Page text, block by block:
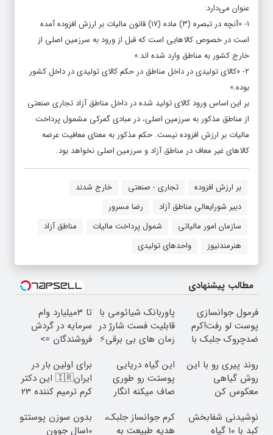
عنوان می‌دارد:
۱- «آنچه در تبصره (۳) ماده (۱۷) قانون مالیات بر ارزش افزوده آمده
است در خصوص کالاهایی است که قبل از ورود به سرزمین اصلی از
خارج کشور به مناطق وارد شده اند.»
۲- «کالای تولیدی در داخل مناطق در حکم کالای تولیدی در داخل کشور
بوده.»
بر این اساس ورود کالای تولید شده در داخل مناطق آزاد تجاری صنعتی
از مناطق مذکور به سرزمین اصلی، در مبادی گمرکی مشمول پرداخت
مالیات بر ارزش افزوده نیست. حکم مذکور به معنای معافیت عرضه
کالاهای غیر معاف در مناطق آزاد و سرزمین اصلی نخواهد بود.
بر ارزش افزوده تجاری - صنعتی
خارج شدند
دبیر شورایعالی مناطق آزاد
رضا مسرور
سازمان امور مالیاتی
شمول پرداخت مالیات
مناطق آزاد
هنرمندنیوز
واحد‌های تولیدی
مطالب پیشنهادی
فرمول جوانسازی
پوست لو رفت!کرم
ضدچروک جلبک با
پاوربانک شیائومی با
قابلیت فست شارژ در
زمان های بی برقی⚡
تا 3میلیارد وام
سرمایه در گردش
فروشندگان =>
کن
روند پیری رو با این
روش گیاهی
معکوس کن
این گیاه دریایی
پوستت رو طوری
صاف میکنه انگار
🔥
برای اولین بار در
ایران🇮🇷 این دکتر
کرم ترمیم کننده 23
نوشیدنی شفابخش
کبد با 10 گیاه
کرم جوانساز جلبک،
هدیه طبیعت به
بدون سوزن پوستتو
10سال جوون